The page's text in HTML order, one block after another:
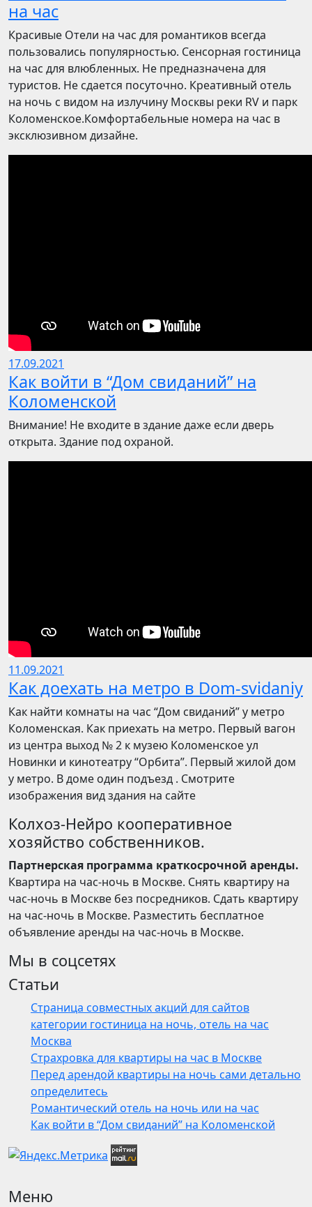
на час
Красивые Отели на час для романтиков всегда
пользовались популярностью. Сенсорная гостиница
на час для влюбленных. Не предназначена для
туристов. Не сдается посуточно. Креативный отель
на ночь с видом на излучину Москвы реки RV и парк
Коломенское.Комфортабельные номера на час в
эксклюзивном дизайне.
17.09.2021
Как войти в “Дом свиданий” на
Коломенской
Внимание! Не входите в здание даже если дверь
открыта. Здание под охраной.
11.09.2021
Как доехать на метро в Dom-svidaniy
Как найти комнаты на час “Дом свиданий” у метро
Коломенская. Как приехать на метро. Первый вагон
из центра выход № 2 к музею Коломенское ул
Новинки и кинотеатру “Орбита”. Первый жилой дом
у метро. В доме один подъезд . Смотрите
изображения вид здания на сайте
Колхоз-Нейро кооперативное
хозяйство собственников.
Партнерская программа краткосрочной аренды.
Квартира на час-ночь в Москве. Снять квартиру на
час-ночь в Москве без посредников. Сдать квартиру
на час-ночь в Москве. Разместить бесплатное
объявление аренды на час-ночь в Москве.
Мы в соцсетях
Статьи
Страница совместных акций для сайтов
категории гостиница на ночь, отель на час
Москва
Страхровка для квартиры на час в Москве
Перед арендой квартиры на ночь сами детально
определитесь
Романтический отель на ночь или на час
Как войти в “Дом свиданий” на Коломенской
Меню